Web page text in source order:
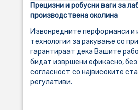
Прецизни и робусни ваги за
производствена околина
Извонредните перформанси и
технологии за ракување со
гарантираат дека Вашите
бидат извршени ефикасно, без
согласност со највисоките
регулативи.